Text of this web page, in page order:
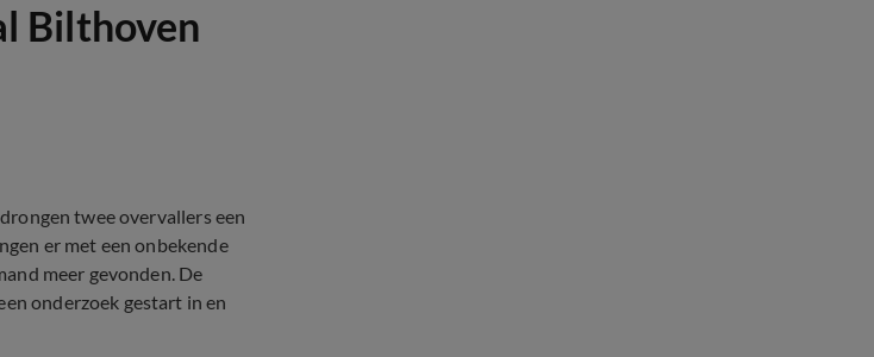
Bilthoven
twee overvallers een
er met een onbekende
meer gevonden. De
onderzoek gestart in en